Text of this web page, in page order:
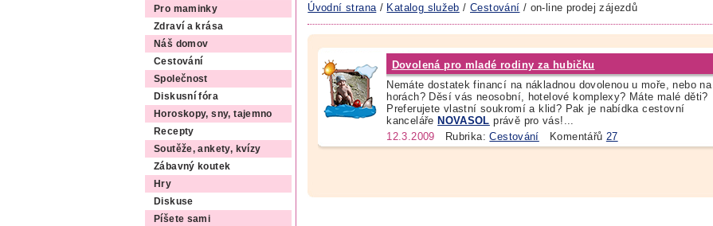
Pro maminky
Zdraví a krása
Náš domov
Cestování
Společnost
Diskusní fóra
Horoskopy, sny, tajemno
Recepty
Soutěže, ankety, kvízy
Zábavný koutek
Hry
Diskuse
Píšete sami
Úvodní strana / Katalog služeb / Cestování / on-line prodej zájezdů
Dovolená pro mladé rodiny za hubičku
Nemáte dostatek financí na nákladnou dovolenou u moře, nebo na
horách? Děsí vás neosobní, hotelové komplexy? Máte malé děti?
Preferujete vlastní soukromí a klid? Pak je nabídka cestovní
kanceláře NOVASOL právě pro vás!...
12.3.2009 Rubrika:Cestování Komentářů 27